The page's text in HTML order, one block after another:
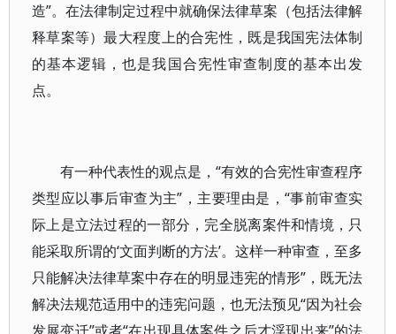
造”。在法律制定过程中就确保法律草案（包括法律解
释草案等）最大程度上的合宪性，既是我国宪法体制
的基本逻辑，也是我国合宪性审查制度的基本出发
点。
有一种代表性的观点是，“有效的合宪性审查程序
类型应以事后审查为主”，主要理由是，“事前审查实
际上是立法过程的一部分，完全脱离案件和情境，只
能采取所谓的‘文面判断的方法’。这样一种审查，至多
只能解决法律草案中存在的明显违宪的情形”，既无法
解决法规范适用中的违宪问题，也无法预见“因为社会